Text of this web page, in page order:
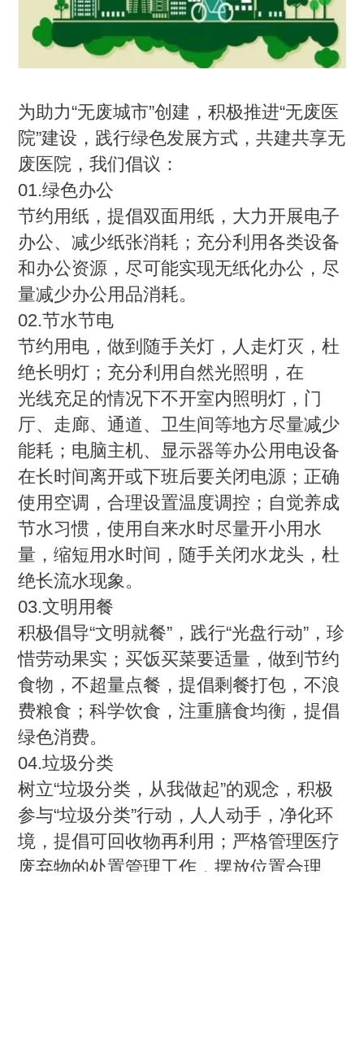
为助力“无废城市”创建，积极推进“无废医
院”建设，践行绿色发展方式，共建共享无
废医院，我们倡议：
01.绿色办公
节约用纸，提倡双面用纸，大力开展电子
办公、减少纸张消耗；充分利用各类设备
和办公资源，尽可能实现无纸化办公，尽
量减少办公用品消耗。
02.节水节电
节约用电，做到随手关灯，人走灯灭，杜
绝长明灯；充分利用自然光照明，在
光线充足的情况下不开室内照明灯，门
厅、走廊、通道、卫生间等地方尽量减少
能耗；电脑主机、显示器等办公用电设备
在长时间离开或下班后要关闭电源；正确
使用空调，合理设置温度调控；自觉养成
节水习惯，使用自来水时尽量开小用水
量，缩短用水时间，随手关闭水龙头，杜
绝长流水现象。
03.文明用餐
积极倡导“文明就餐”，践行“光盘行动”，珍
惜劳动果实；买饭买菜要适量，做到节约
食物，不超量点餐，提倡剩餐打包，不浪
费粮食；科学饮食，注重膳食均衡，提倡
绿色消费。
04.垃圾分类
树立“垃圾分类，从我做起”的观念，积极
参与“垃圾分类”行动，人人动手，净化环
境，提倡可回收物再利用；严格管理医疗
废弃物的处置管理工作，摆放位置合理、